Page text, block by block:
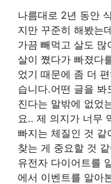
나름대로 2년 동안
지만 꾸준히 해봤는
가끔 빼먹고 살도
살이 쪘다가 빠졌다
었기 때문에 좀 더
습니다.어떤 글을
진다는 말밖에 없었
요.. 제 의지가 너무
빠지는 체질인 것 같
찾는 게 중요할 것
유전자 다이어트를
에서 이벤트를 알아